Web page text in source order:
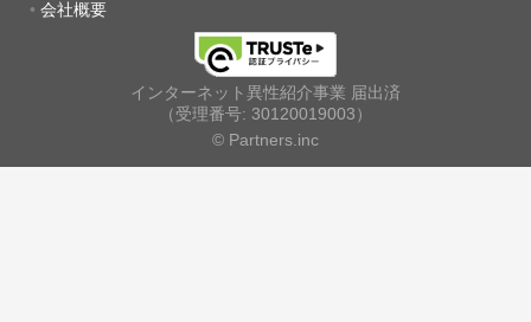
会社概要
インターネット異性紹介事業 届出済
（受理番号: 30120019003）
© Partners.inc